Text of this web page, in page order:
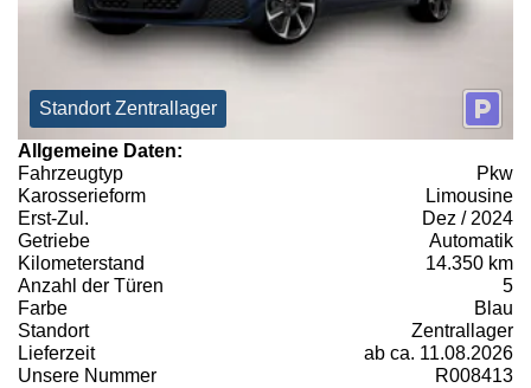
Standort Zentrallager
Allgemeine Daten:
Fahrzeugtyp
Pkw
Karosserieform
Limousine
Erst-Zul.
Dez / 2024
Getriebe
Automatik
Kilometerstand
14.350 km
Anzahl der Türen
5
Farbe
Blau
Standort
Zentrallager
Lieferzeit
ab ca. 11.08.2026
Unsere Nummer
R008413